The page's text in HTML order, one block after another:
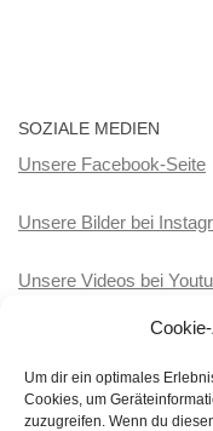
Um dir ein optimales
Cookies, um
zuzugreifen. Wenn du
SOZIALE MEDIEN
Unsere Facebook-Seite
Unsere Bilder bei
Unsere Videos bei
KATEGORIEN
Kategorien